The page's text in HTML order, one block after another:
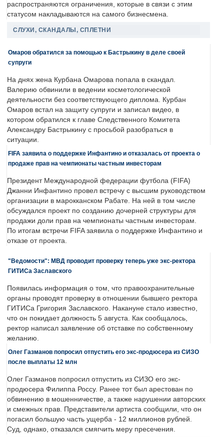
распространяются ограничения, которые в связи с этим
статусом накладываются на самого бизнесмена.
СЛУХИ, СКАНДАЛЫ, СПЛЕТНИ
Омаров обратился за помощью к Бастрыкину в деле своей
супруги
На днях жена Курбана Омарова попала в скандал.
Валерию обвинили в ведении косметологической
деятельности без соответствующего диплома. Курбан
Омаров встал на защиту супруги и записал видео, в
котором обратился к главе Следственного Комитета
Александру Бастрыкину с просьбой разобраться в
ситуации.
FIFA заявила о поддержке Инфантино и отказалась от проекта о
продаже прав на чемпионаты частным инвесторам
Президент Международной федерации футбола (FIFA)
Джанни Инфантино провел встречу с высшим руководством
организации в марокканском Рабате. На ней в том числе
обсуждался проект по созданию дочерней структуры для
продажи доли прав на чемпионаты частным инвесторам.
По итогам встречи FIFA заявила о поддержке Инфантино и
отказе от проекта.
"Ведомости": МВД проводит проверку теперь уже экс-ректора
ГИТИСа Заславского
Появилась информация о том, что правоохранительные
органы проводят проверку в отношении бывшего ректора
ГИТИСа Григория Заславского. Накануне стало известно,
что он покидает должность 5 августа. Как сообщалось,
ректор написал заявление об отставке по собственному
желанию.
Олег Газманов попросил отпустить его экс-продюсера из СИЗО
после выплаты 12 млн
Олег Газманов попросил отпустить из СИЗО его экс-
продюсера Филиппа Россу. Ранее тот был арестован по
обвинению в мошенничестве, а также нарушении авторских
и смежных прав. Представители артиста сообщили, что он
погасил большую часть ущерба - 12 миллионов рублей.
Суд, однако, отказался смягчить меру пресечения.